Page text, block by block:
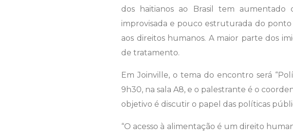
dos haitianos ao Brasil tem aumentado
improvisada e pouco estruturada do
aos direitos humanos. A maior parte dos
de tratamento.
Em Joinville, o tema do encontro será
9h30, na sala A8, e o palestrante é o
objetivo é discutir o papel das políticas
“O acesso à alimentação é um direito